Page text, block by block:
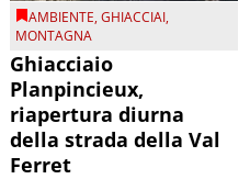
AMBIENTE,GHIACCIAI,
MONTAGNA
Ghiacciaio
Planpincieux,
riapertura diurna
della strada della Val
Ferret